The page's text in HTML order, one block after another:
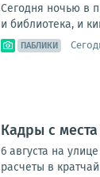
Сегодня ночью в
и библиотека, и
ПАБЛИКИ
Кадры с
6 августа на
расчеты в